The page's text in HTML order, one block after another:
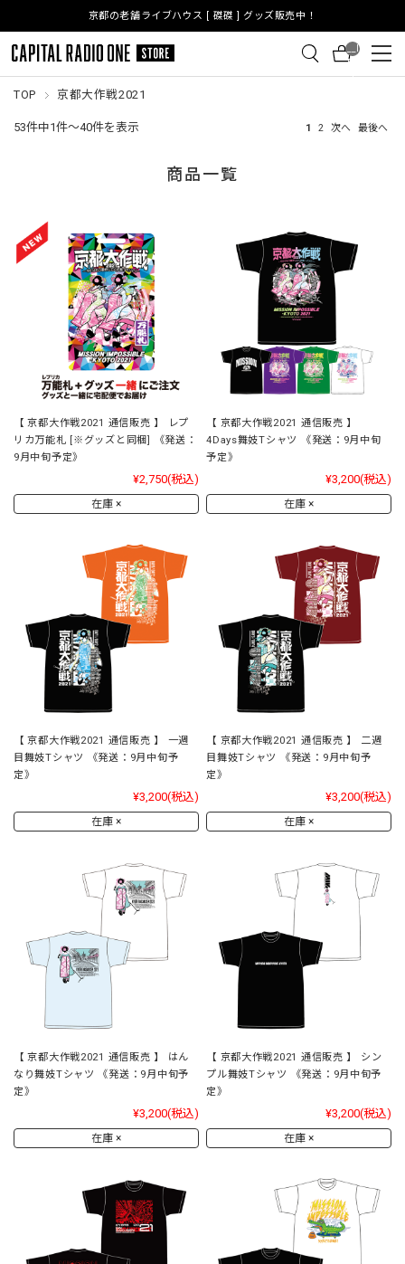
京都の老舗ライブハウス [ 磔磔 ] グッズ販売中！
__I
TM
_C
TOP 京都大作戦2021
53件中1件～40件を表示 1 2 次へ 最後へ
商品一覧
【 京都大作戦2021 通信販売 】 レプ
リカ万能札 [※グッズと同梱] 《発送：
9月中旬予定》
¥2,750(税込)
在庫 ×
【 京都大作戦2021 通信販売 】
4Days舞妓Tシャツ 《発送：9月中旬
予定》
¥3,200(税込)
在庫 ×
【 京都大作戦2021 通信販売 】 一週
目舞妓Tシャツ 《発送：9月中旬予
定》
¥3,200(税込)
在庫 ×
【 京都大作戦2021 通信販売 】 二週
目舞妓Tシャツ 《発送：9月中旬予
定》
¥3,200(税込)
在庫 ×
【 京都大作戦2021 通信販売 】 はん
なり舞妓Tシャツ 《発送：9月中旬予
定》
¥3,200(税込)
在庫 ×
【 京都大作戦2021 通信販売 】 シン
プル舞妓Tシャツ 《発送：9月中旬予
定》
¥3,200(税込)
在庫 ×